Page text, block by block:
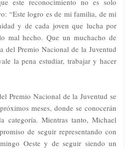
“Este logro es de mi familia, de mi
y de cada joven que lucha por
mal hecho. Que un muchacho de
del Premio Nacional de la Juventud
la pena estudiar, trabajar y hacer
Premio Nacional de la Juventud se
meses, donde se conocerán
categoría. Mientras tanto, Michael
de seguir representando con
Oeste y de seguir siendo un